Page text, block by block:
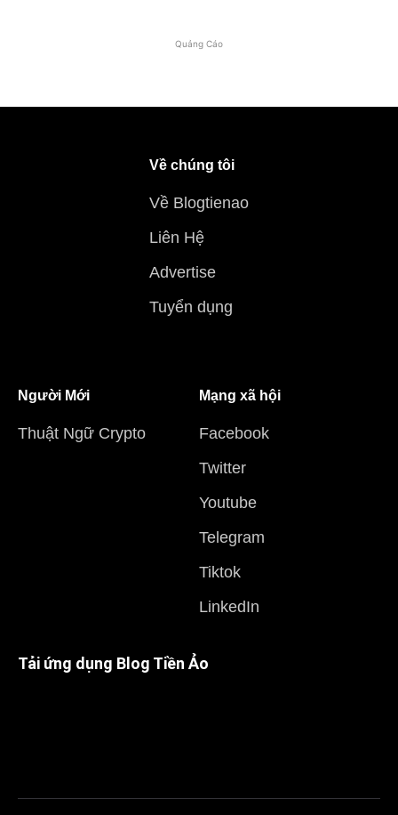
Quảng Cáo
Về chúng tôi
Về Blogtienao
Liên Hệ
Advertise
Tuyển dụng
Người Mới
Thuật Ngữ Crypto
Mạng xã hội
Facebook
Twitter
Youtube
Telegram
Tiktok
LinkedIn
Tải ứng dụng Blog Tiền Ảo